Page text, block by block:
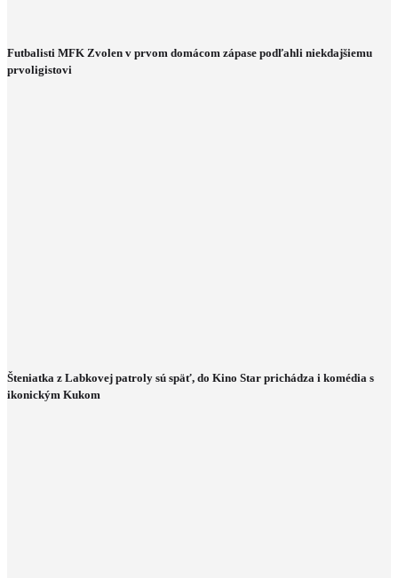
Futbalisti MFK Zvolen v prvom domácom zápase podľahli niekdajšiemu
prvoligistovi
Šteniatka z Labkovej patroly sú späť, do Kino Star prichádza i komédia s
ikonickým Kukom